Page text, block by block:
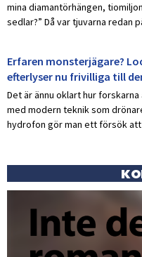
mina diamantörhängen,
sedlar?” Då var tjuvarna redan
Erfaren monsterjägare?
efterlyser nu frivilliga till
Det är ännu oklart hur
med modern teknik som
hydrofon gör man ett försök